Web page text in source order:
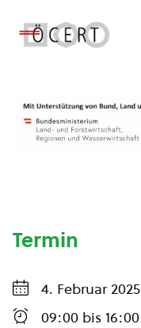
Termin
4. Februar 2025
09:00 bis 16:00